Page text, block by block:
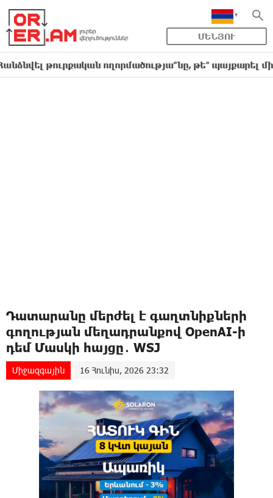
ՄԵՆՅՈՒ
թուրքական ողորմածությա՞նը, թե՞ պայքարել մինչև
Դատարանը մերժել է գաղտնիքների
գողության մեղադրանքով OpenAI-ի
դեմ Մասկի հայցը․ WSJ
Միջազգային 16 Հունիս, 2026 23:32